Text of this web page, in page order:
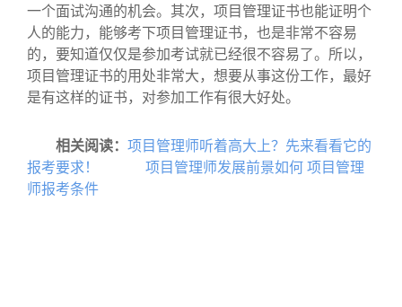
一个面试沟通的机会。其次，项目管理证书也能证明个
人的能力，能够考下项目管理证书，也是非常不容易
的，要知道仅仅是参加考试就已经很不容易了。所以，
项目管理证书的用处非常大，想要从事这份工作，最好
是有这样的证书，对参加工作有很大好处。
相关阅读： 项目管理师听着高大上？先来看看它的
报考要求！
项目管理师发展前景如何 项目管理
师报考条件